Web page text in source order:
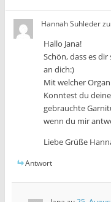
Hannah Suhleder
Hallo Jana!
Schön, dass es
an dich:)
Mit welcher
Konntest du
gebrauchte
wenn du mir
Liebe Grüße
Antwort